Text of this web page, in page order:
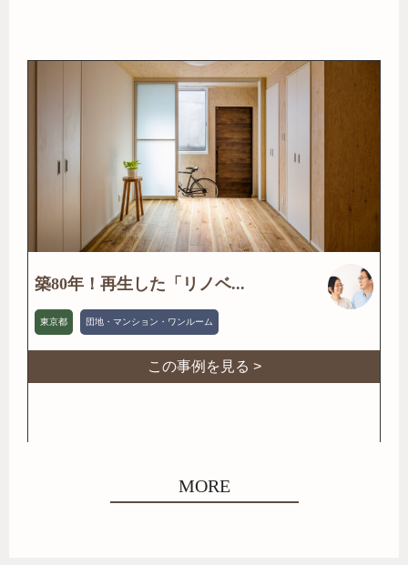
築80年！再生した「リノベ...
東京都 団地・マンション・ワンルーム
この事例を見る >
MORE